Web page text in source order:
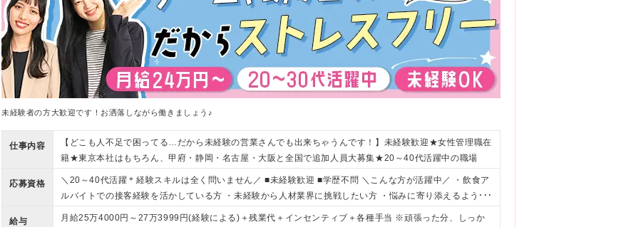
未経験者の方大歓迎です！お洒落しながら働きましょう♪
仕事内容
【どこも人不足で困ってる…だから未経験の営業さんでも出来ちゃうんです！】未経験歓迎★女性管理職在
籍★東京本社はもちろん、甲府・静岡・名古屋・大阪と全国で追加人員大募集★20～40代活躍中の職場
応募資格
＼20～40代活躍＊経験スキルは全く問いません／ ■未経験歓迎 ■学歴不問 ＼こんな方が活躍中／ ・飲食ア
ルバイトでの接客経験を活かしている方 ・未経験から人材業界に挑戦したい方 ・悩みに寄り添えるような
仕事がしたい方 ・BtoBのお仕事に挑戦したい方 など
給与
月給25万4000円～27万3999円(経験による)＋残業代＋インセンティブ＋各種手当 ※頑張った分、しっか